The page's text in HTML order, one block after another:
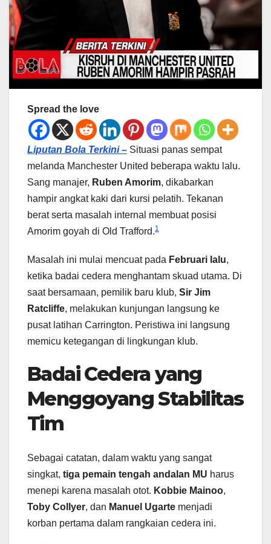
Spread the love
Liputan Bola Terkini – Situasi panas sempat
melanda Manchester United beberapa waktu lalu.
Sang manajer, Ruben Amorim, dikabarkan
hampir angkat kaki dari kursi pelatih. Tekanan
berat serta masalah internal membuat posisi
Amorim goyah di Old Trafford.1
Masalah ini mulai mencuat pada Februari lalu,
ketika badai cedera menghantam skuad utama. Di
saat bersamaan, pemilik baru klub, Sir Jim
Ratcliffe, melakukan kunjungan langsung ke
pusat latihan Carrington. Peristiwa ini langsung
memicu ketegangan di lingkungan klub.
Badai Cedera yang
Menggoyang Stabilitas
Tim
Sebagai catatan, dalam waktu yang sangat
singkat, tiga pemain tengah andalan MU harus
menepi karena masalah otot. Kobbie Mainoo,
Toby Collyer, dan Manuel Ugarte menjadi
korban pertama dalam rangkaian cedera ini.